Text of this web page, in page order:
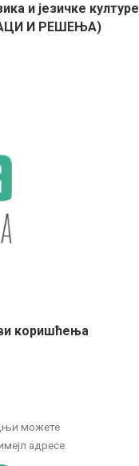
и језичке културе
И РЕШЕЊА)
можете
адресе:
коришћења